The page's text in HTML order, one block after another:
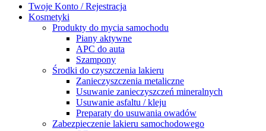
Twoje Konto / Rejestracja
Kosmetyki
Produkty do mycia samochodu
Piany aktywne
APC do auta
Szampony
Środki do czyszczenia lakieru
Zanieczyszczenia metaliczne
Usuwanie zanieczyszczeń mineralnych
Usuwanie asfaltu / kleju
Preparaty do usuwania owadów
Zabezpieczenie lakieru samochodowego